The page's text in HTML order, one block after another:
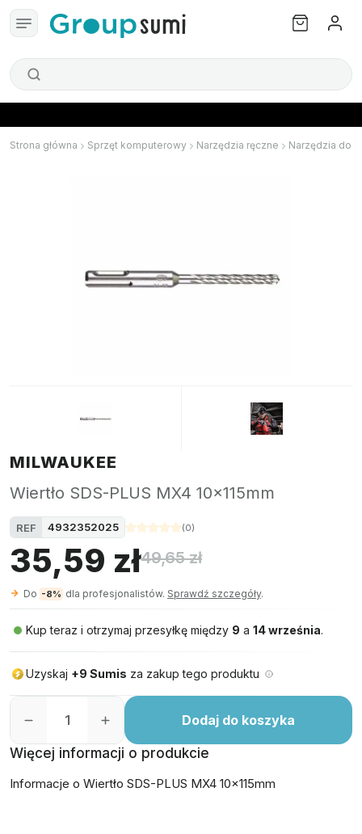
Strona główna Sprzęt komputerowy Narzędzia ręczne Narzędzia do
MILWAUKEE
Wiertło SDS-PLUS MX4 10x115mm
REF 4932352025 (0)
35,59 zł49,65 zł
Do -8% dla profesjonalistów. Sprawdź szczegóły.
Kup teraz i otrzymaj przesyłkę między 9 a 14 września.
Uzyskaj +9 Sumis za zakup tego produktu
Dodaj do koszyka
Więcej informacji o produkcie
Informacje o Wiertło SDS-PLUS MX4 10x115mm